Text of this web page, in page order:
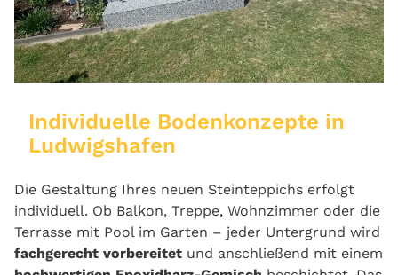
Individuelle Bodenkonzepte in
Ludwigshafen
Die Gestaltung Ihres neuen Steinteppichs erfolgt
individuell. Ob Balkon, Treppe, Wohnzimmer oder die
Terrasse mit Pool im Garten – jeder Untergrund wird
fachgerecht vorbereitet und anschließend mit einem